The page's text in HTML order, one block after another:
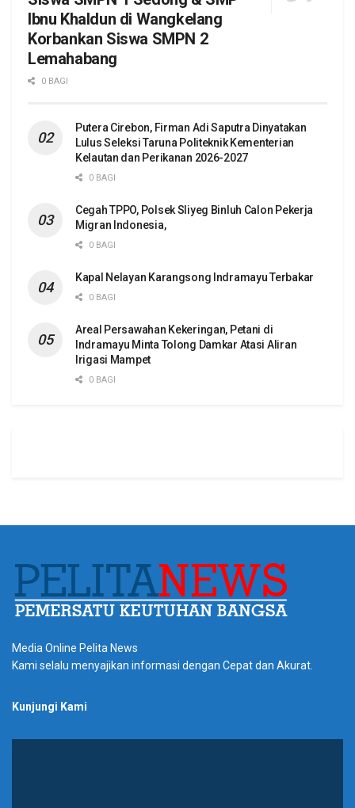
Ibnu Khaldun di Wangkelang
Korbankan Siswa SMPN 2
Lemahabang
0 BAGI
Putera Cirebon, Firman Adi Saputra Dinyatakan
Lulus Seleksi Taruna Politeknik Kementerian
Kelautan dan Perikanan 2026-2027
0 BAGI
Cegah TPPO, Polsek Sliyeg Binluh Calon Pekerja
Migran Indonesia,
0 BAGI
Kapal Nelayan Karangsong Indramayu Terbakar
0 BAGI
Areal Persawahan Kekeringan, Petani di
Indramayu Minta Tolong Damkar Atasi Aliran
Irigasi Mampet
0 BAGI
Media Online Pelita News
Kami selalu menyajikan informasi dengan Cepat dan Akurat.
Kunjungi Kami